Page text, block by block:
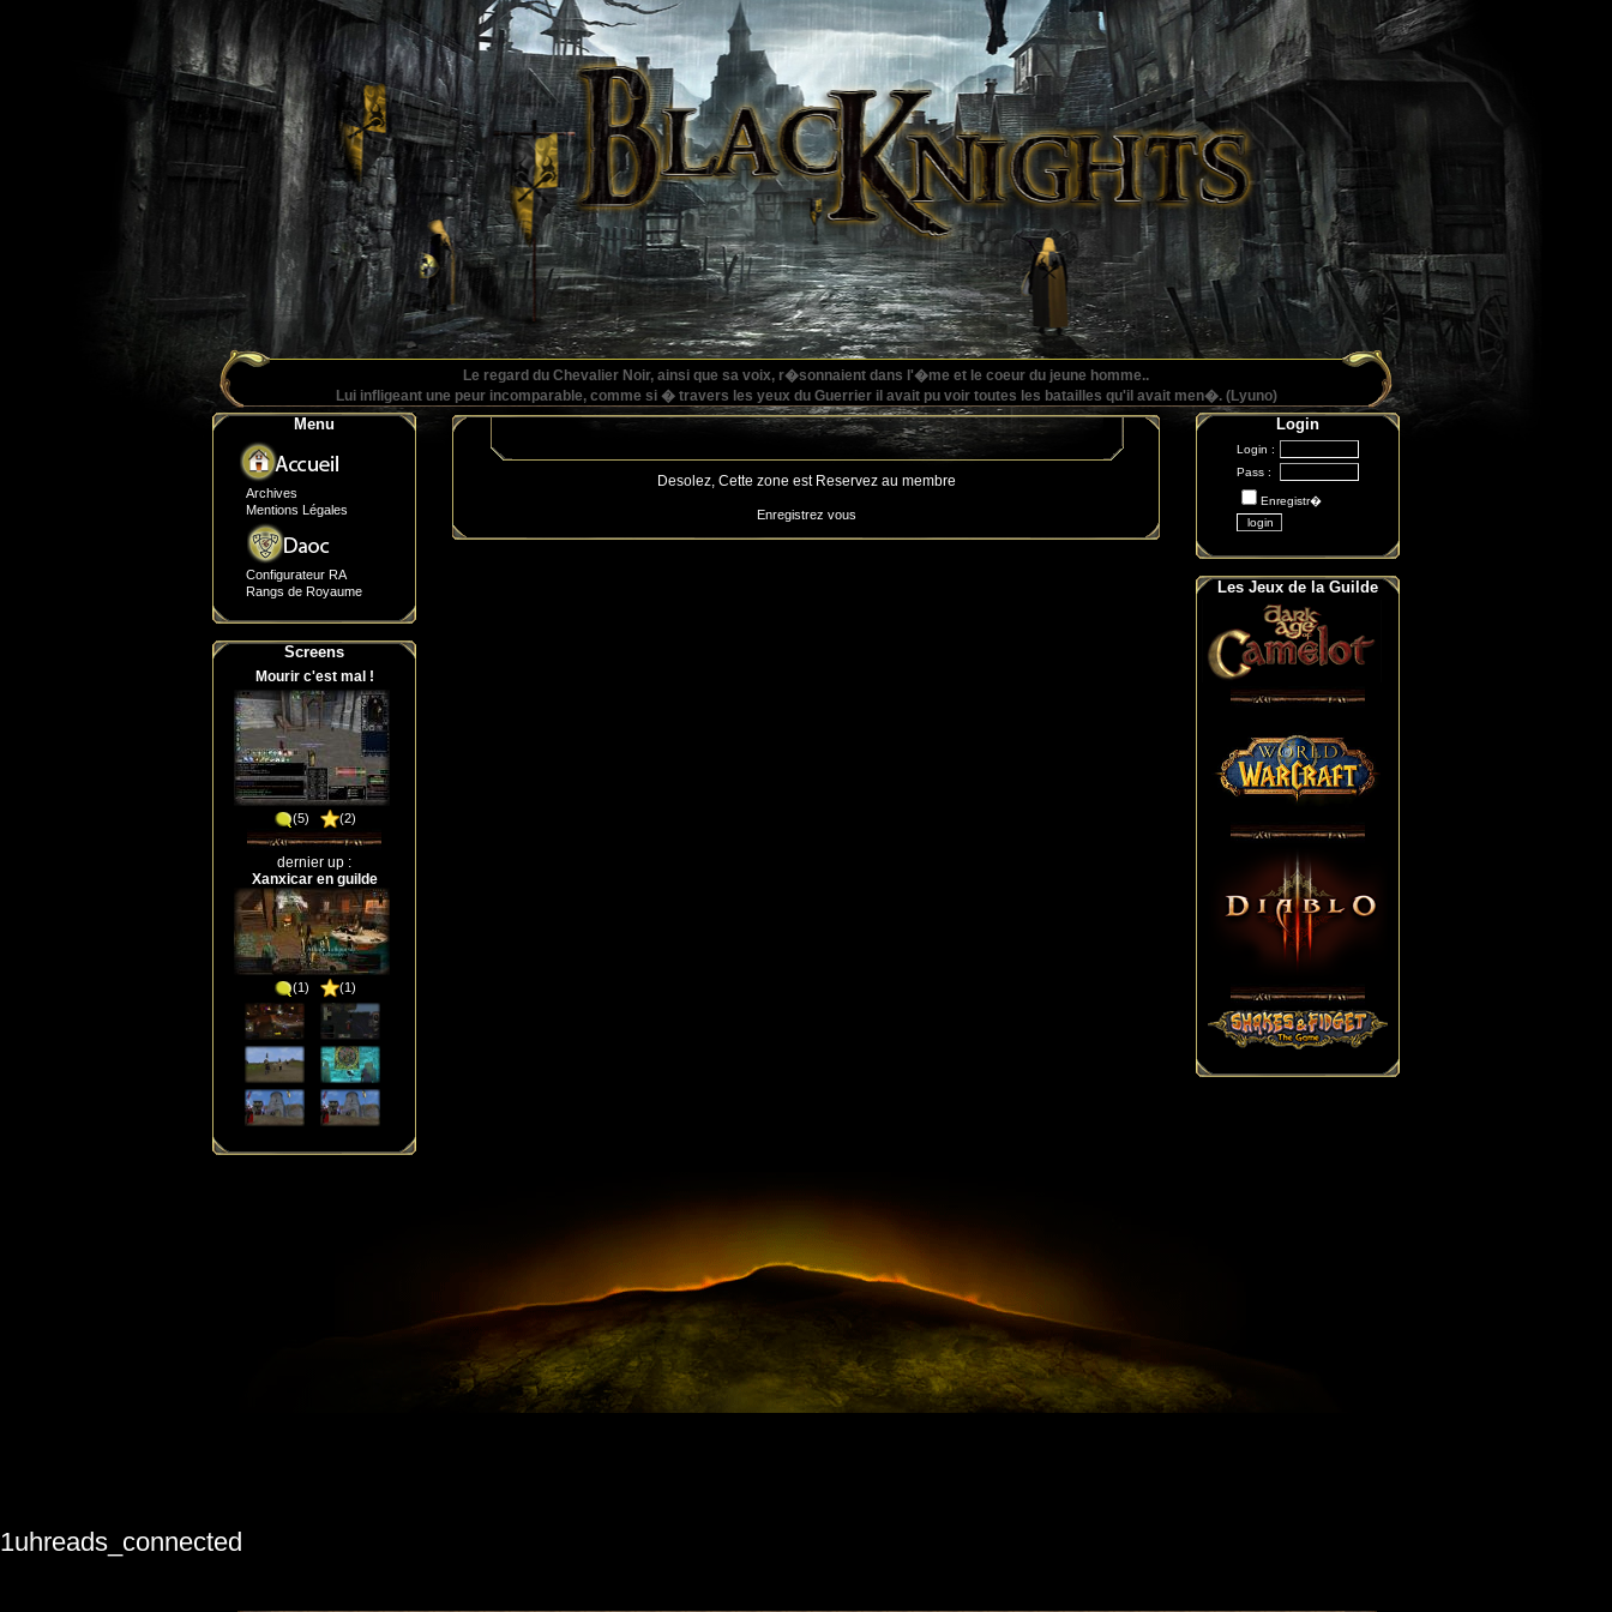
Le regard du Chevalier Noir, ainsi que sa voix, r�sonnaient dans l'�me et le coeur du jeune homme..
Lui infligeant une peur incomparable, comme si � travers les yeux du Guerrier il avait pu voir toutes les batailles qu'il avait men�. (Lyuno)
Menu
Archives
Mentions Légales
Configurateur RA
Rangs de Royaume
Screens
Mourir c'est mal !
(5) (2)
dernier up :
Xanxicar en guilde
(1) (1)
Desolez, Cette zone est Reservez au membre
Enregistrez vous
Login
Login :
Pass :
Enregistr�
Les Jeux de la Guilde
1uhreads_connected